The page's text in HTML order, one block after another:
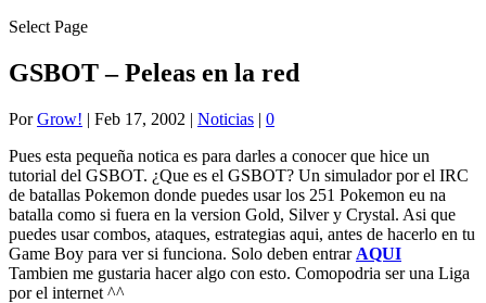
Select Page
GSBOT – Peleas en la red
PorGrow! | Feb 17, 2002 | Noticias | 0
Pues esta pequeña notica es para darles a conocer que hice un
tutorial del GSBOT. ¿Que es el GSBOT? Un simulador por el IRC
de batallas Pokemon donde puedes usar los 251 Pokemon eu na
batalla como si fuera en la version Gold, Silver y Crystal. Asi que
puedes usar combos, ataques, estrategias aqui, antes de hacerlo en tu
Game Boy para ver si funciona. Solo deben entrar AQUI
Tambien me gustaria hacer algo con esto. Comopodria ser una Liga
por el internet ^^